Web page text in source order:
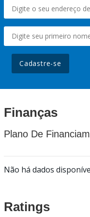
Cadastre-se
Finanças
Plano De
Não há dados
Ratings